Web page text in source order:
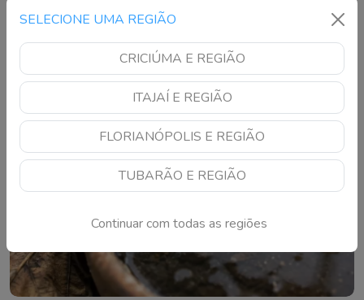
SELECIONE UMA REGIÃO
CRICIÚMA E REGIÃO
ITAJAÍ E REGIÃO
FLORIANÓPOLIS E REGIÃO
TUBARÃO E REGIÃO
Continuar com todas as regiões
do Ensino Fundamental e figura entre os melhores